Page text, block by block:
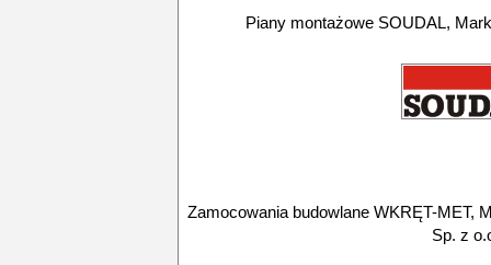
Piany montażowe SOUDAL,
Zamocowania budowlane WKRĘT-MET,
Sp. z